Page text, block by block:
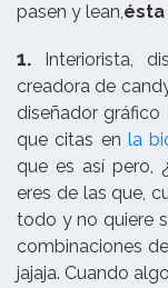
pasen y lean,ésta
1.
Interiorista,
creadora de
diseñador gráfico
que citas en la
que es así pero,
eres de las que,
todo y no quiere
combinaciones
jajaja. Cuando